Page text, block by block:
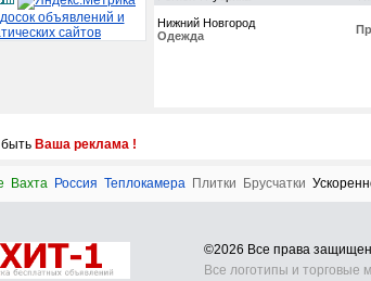
Нижний Новгород
Одежда
Ваша реклама !
Вахта Россия Теплокамера Плитки Брусчатки
©2026 Все права
Все логотипы и торговые